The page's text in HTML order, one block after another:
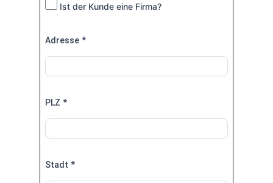
Ist der Kunde eine Firma?
Adresse *
PLZ *
Stadt *